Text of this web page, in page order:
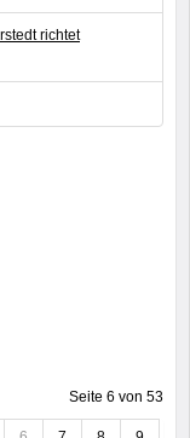
richtet
Seite 6 von 53